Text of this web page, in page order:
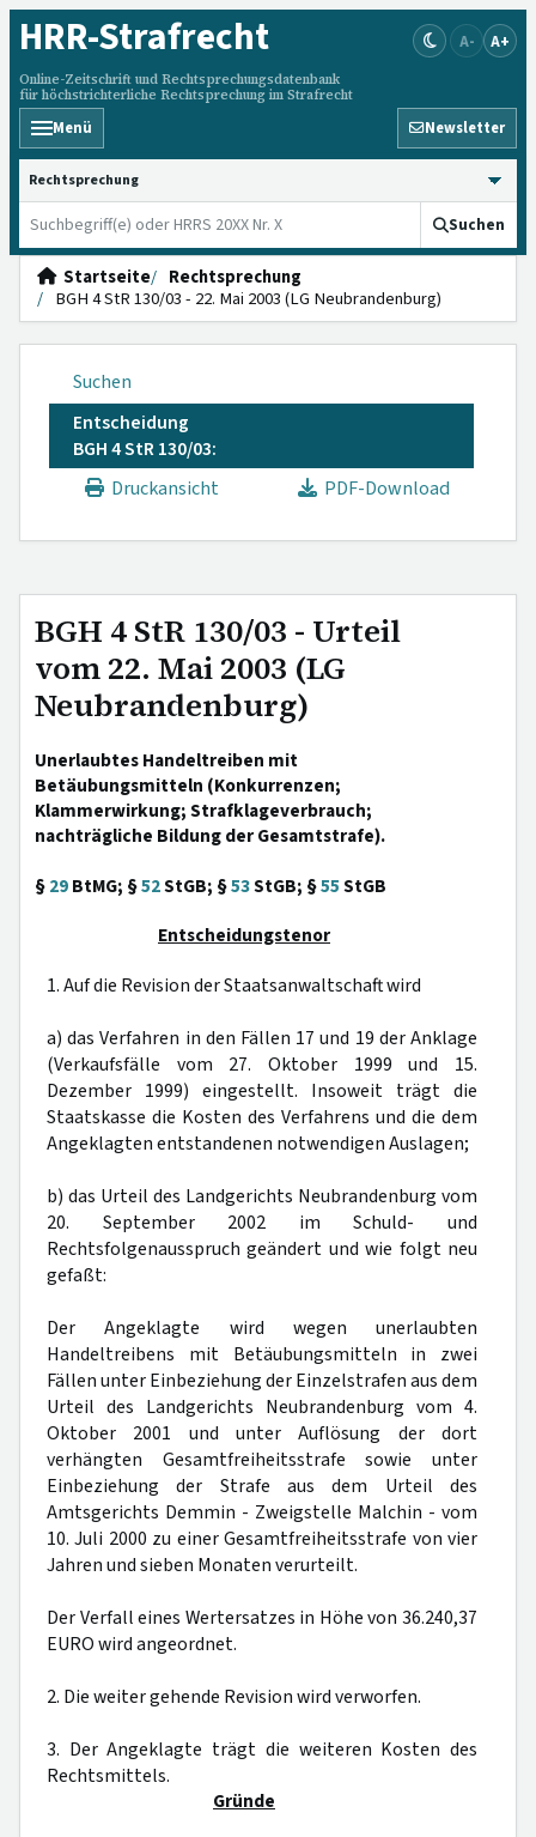
HRR-Strafrecht
Online-Zeitschrift und Rechtsprechungsdatenbank
für höchstrichterliche Rechtsprechung im Strafrecht
A- A+
Menü Newsletter
HRRS durchsuchen
Suchen
Startseite
Rechtsprechung
BGH 4 StR 130/03 - 22. Mai 2003 (LG Neubrandenburg)
Suchen
Entscheidung
BGH 4 StR 130/03:
Druckansicht
PDF-Download
BGH 4 StR 130/03 - Urteil
vom 22. Mai 2003 (LG
Neubrandenburg)
Unerlaubtes Handeltreiben mit
Betäubungsmitteln (Konkurrenzen;
Klammerwirkung; Strafklageverbrauch;
nachträgliche Bildung der Gesamtstrafe).
§29BtMG; §52StGB; §53StGB; §55StGB
Entscheidungstenor
1. Auf die Revision der Staatsanwaltschaft wird
a) das Verfahren in den Fällen 17 und 19 der Anklage
(Verkaufsfälle vom 27. Oktober 1999 und 15.
Dezember 1999) eingestellt. Insoweit trägt die
Staatskasse die Kosten des Verfahrens und die dem
Angeklagten entstandenen notwendigen Auslagen;
b) das Urteil des Landgerichts Neubrandenburg vom
20. September 2002 im Schuld- und
Rechtsfolgenausspruch geändert und wie folgt neu
gefaßt:
Der Angeklagte wird wegen unerlaubten
Handeltreibens mit Betäubungsmitteln in zwei
Fällen unter Einbeziehung der Einzelstrafen aus dem
Urteil des Landgerichts Neubrandenburg vom 4.
Oktober 2001 und unter Auflösung der dort
verhängten Gesamtfreiheitsstrafe sowie unter
Einbeziehung der Strafe aus dem Urteil des
Amtsgerichts Demmin - Zweigstelle Malchin - vom
10. Juli 2000 zu einer Gesamtfreiheitsstrafe von vier
Jahren und sieben Monaten verurteilt.
Der Verfall eines Wertersatzes in Höhe von 36.240,37
EURO wird angeordnet.
2. Die weiter gehende Revision wird verworfen.
3. Der Angeklagte trägt die weiteren Kosten des
Rechtsmittels.
Gründe